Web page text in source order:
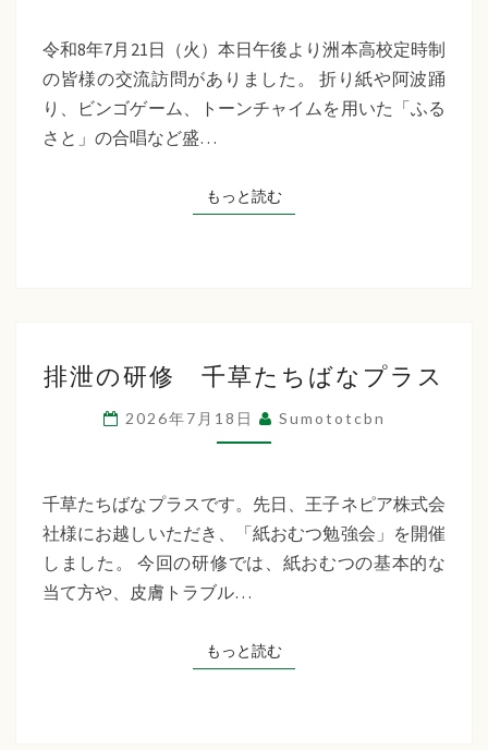
時
制
交
問
令和8年7月21日（火）本日午後より洲本高校定時制
の皆様の交流訪問がありました。 折り紙や阿波踊
り、ビンゴゲーム、トーンチャイムを用いた「ふる
さと」の合唱など盛…
もっと読むもっと読む
泄
の
研
千
草
た
な
排泄の研修 千草たちばなプラス
2026年7月18日 Sumototcbn
千草たちばなプラスです。先日、王子ネピア株式会
社様にお越しいただき、「紙おむつ勉強会」を開催
しました。 今回の研修では、紙おむつの基本的な
当て方や、皮膚トラブル…
もっと読むもっと読む